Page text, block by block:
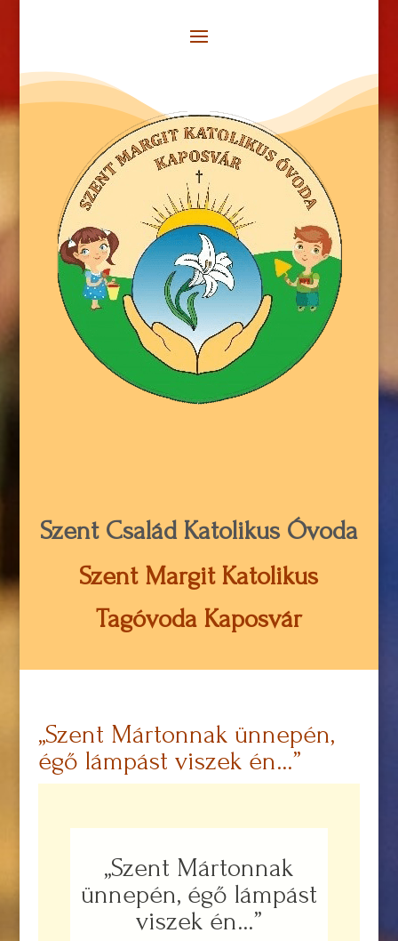
Szent Család Katolikus Óvoda
Szent Margit Katolikus
Tagóvoda Kaposvár
,,Szent Mártonnak ünnepén,
égő lámpást viszek én…”
,,Szent Mártonnak
ünnepén, égő lámpást
viszek én…”